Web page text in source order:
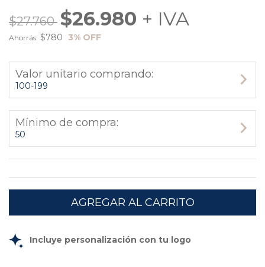
$27.760 $26.980
Ahorrás: $780 3% OFF
Valor unitario comprando:
100-199
Mínimo de compra:
50
Incluye personalización con tu logo